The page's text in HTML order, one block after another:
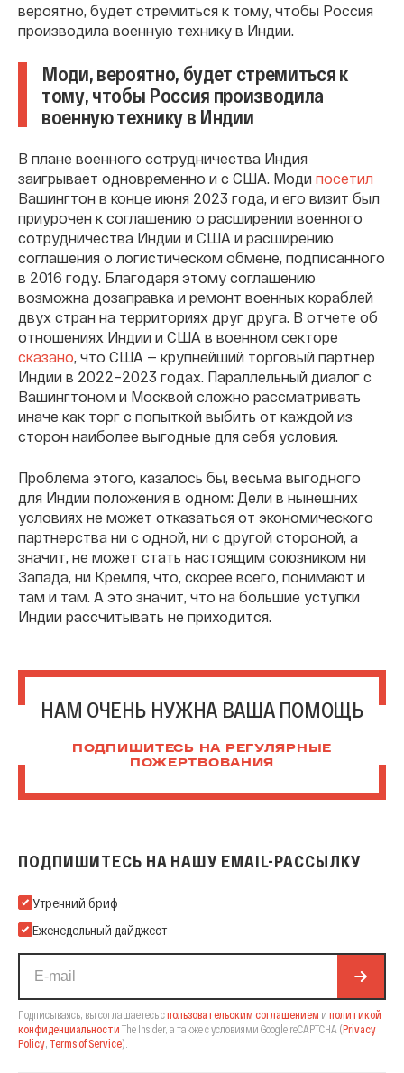
вероятно, будет стремиться к тому, чтобы Россия
производила военную технику в Индии.
Моди, вероятно, будет стремиться к
тому, чтобы Россия производила
военную технику в Индии
В плане военного сотрудничества Индия
заигрывает одновременно и с США. Моди посетил
Вашингтон в конце июня 2023 года, и его визит был
приурочен к соглашению о расширении военного
сотрудничества Индии и США и расширению
соглашения о логистическом обмене, подписанного
в 2016 году. Благодаря этому соглашению
возможна дозаправка и ремонт военных кораблей
двух стран на территориях друг друга. В отчете об
отношениях Индии и США в военном секторе
сказано, что США — крупнейший торговый партнер
Индии в 2022–2023 годах. Параллельный диалог с
Вашингтоном и Москвой сложно рассматривать
иначе как торг с попыткой выбить от каждой из
сторон наиболее выгодные для себя условия.
Проблема этого, казалось бы, весьма выгодного
для Индии положения в одном: Дели в нынешних
условиях не может отказаться от экономического
партнерства ни с одной, ни с другой стороной, а
значит, не может стать настоящим союзником ни
Запада, ни Кремля, что, скорее всего, понимают и
там и там. А это значит, что на большие уступки
Индии рассчитывать не приходится.
НАМ ОЧЕНЬ НУЖНА ВАША ПОМОЩЬ
ПОДПИШИТЕСЬ НА РЕГУЛЯРНЫЕ
ПОЖЕРТВОВАНИЯ
ПОДПИШИТЕСЬ НА НАШУ EMAIL-РАССЫЛКУ
Подпишитесь на нашу Email-рассылку
Утренний бриф
Еженедельный дайджест
Подписываясь, вы соглашаетесь спользовательским соглашением и политикой
конфиденциальности The Insider, а также с условиями Google reCAPTCHA (Privacy
Policy, Terms of Service).